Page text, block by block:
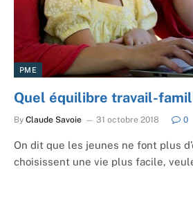
PME
Quel équilibre travail-
By Claude Savoie 31 octobre 2018 0
On dit que les jeunes ne font plus
choisissent une vie plus facile,